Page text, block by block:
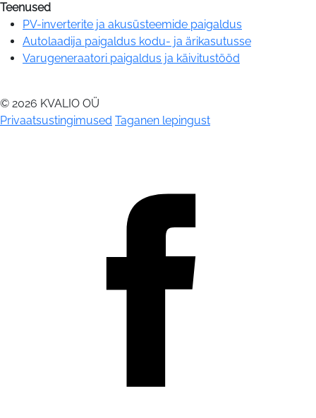
Teenused
PV-inverterite ja akusüsteemide paigaldus
Autolaadija paigaldus kodu- ja ärikasutusse
Varugeneraatori paigaldus ja käivitustööd
© 2026 KVALIO OÜ
Privaatsustingimused Taganen lepingust